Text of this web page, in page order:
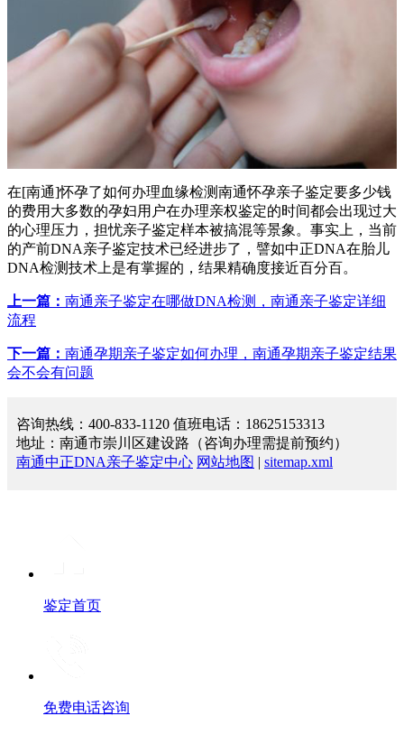
在[南通]怀孕了如何办理血缘检测南通怀孕亲子鉴定要多少钱
的费用大多数的孕妇用户在办理亲权鉴定的时间都会出现过大
的心理压力，担忧亲子鉴定样本被搞混等景象。事实上，当前
的产前DNA亲子鉴定技术已经进步了，譬如中正DNA在胎儿
DNA检测技术上是有掌握的，结果精确度接近百分百。
上一篇： 南通亲子鉴定在哪做DNA检测，南通亲子鉴定详细
流程
下一篇： 南通孕期亲子鉴定如何办理，南通孕期亲子鉴定结果
会不会有问题
咨询热线：400-833-1120 值班电话：18625153313
地址：南通市崇川区建设路（咨询办理需提前预约）
南通中正DNA亲子鉴定中心 网站地图 | sitemap.xml
鉴定首页
免费电话咨询